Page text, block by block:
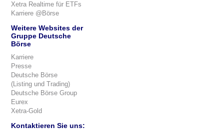
Xetra Realtime für ETFs
Karriere @Börse
Weitere Websites der
Gruppe Deutsche
Börse
Karriere
Presse
Deutsche Börse
(Listing und Trading)
Deutsche Börse Group
Eurex
Xetra-Gold
Kontaktieren Sie uns: